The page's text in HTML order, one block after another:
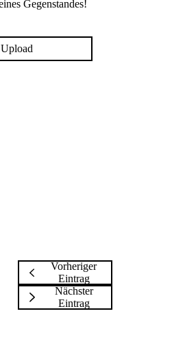
Gegenstandes!
Upload
Vorheriger
Eintrag
Nächster
Eintrag